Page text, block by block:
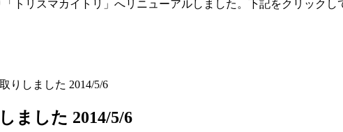
トリスマカイトリ」へリニューアルしました。下記をクリックし
りしました 2014/5/6
ました 2014/5/6